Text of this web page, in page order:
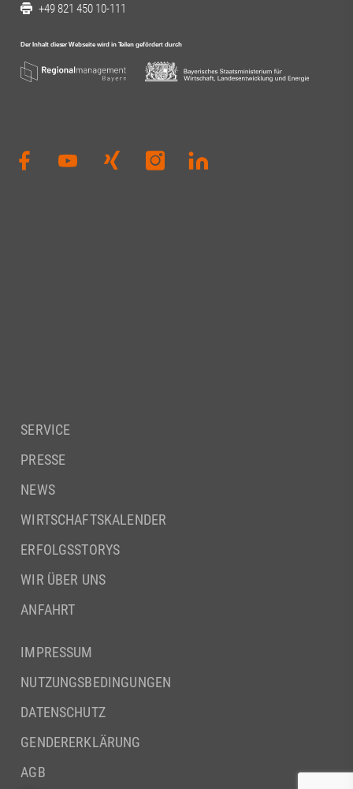
+49 821 450 10-111
SERVICE
PRESSE
NEWS
WIRTSCHAFTSKALENDER
ERFOLGSSTORYS
WIR ÜBER UNS
ANFAHRT
IMPRESSUM
NUTZUNGSBEDINGUNGEN
DATENSCHUTZ
GENDERERKLÄRUNG
AGB